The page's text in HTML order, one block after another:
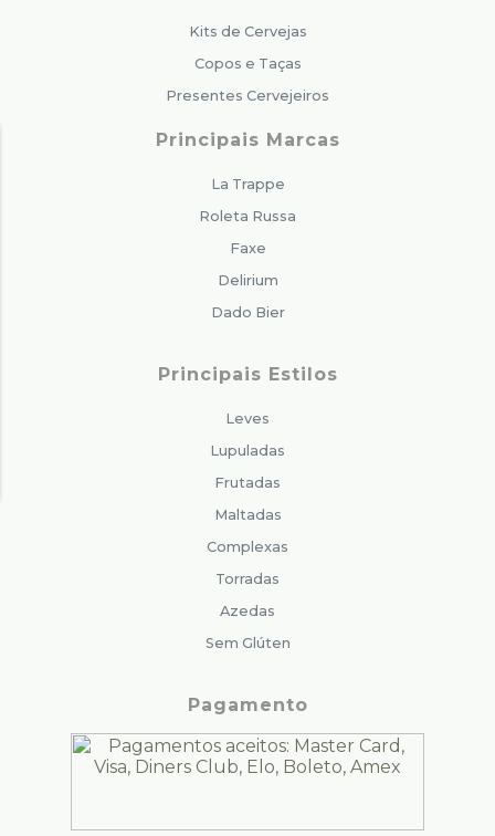
Kits de Cervejas
Copos e Taças
Presentes Cervejeiros
Principais Marcas
La Trappe
Roleta Russa
Faxe
Delirium
Dado Bier
Principais Estilos
Leves
Lupuladas
Frutadas
Maltadas
Complexas
Torradas
Azedas
Sem Glúten
Pagamento